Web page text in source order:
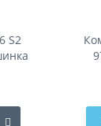
S2